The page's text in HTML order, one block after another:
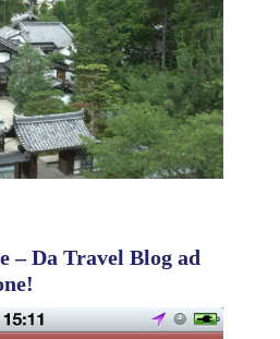
– Da Travel Blog ad